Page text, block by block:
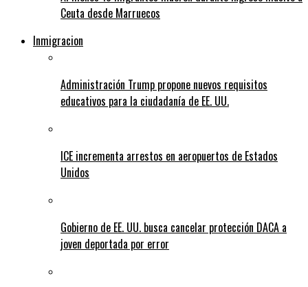
Ceuta desde Marruecos
Inmigracion
Administración Trump propone nuevos requisitos
educativos para la ciudadanía de EE. UU.
ICE incrementa arrestos en aeropuertos de Estados
Unidos
Gobierno de EE. UU. busca cancelar protección DACA a
joven deportada por error